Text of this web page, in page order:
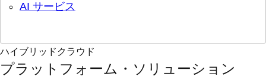
AI サービス
ハイブリッドクラウド
プラットフォーム・ソリューション